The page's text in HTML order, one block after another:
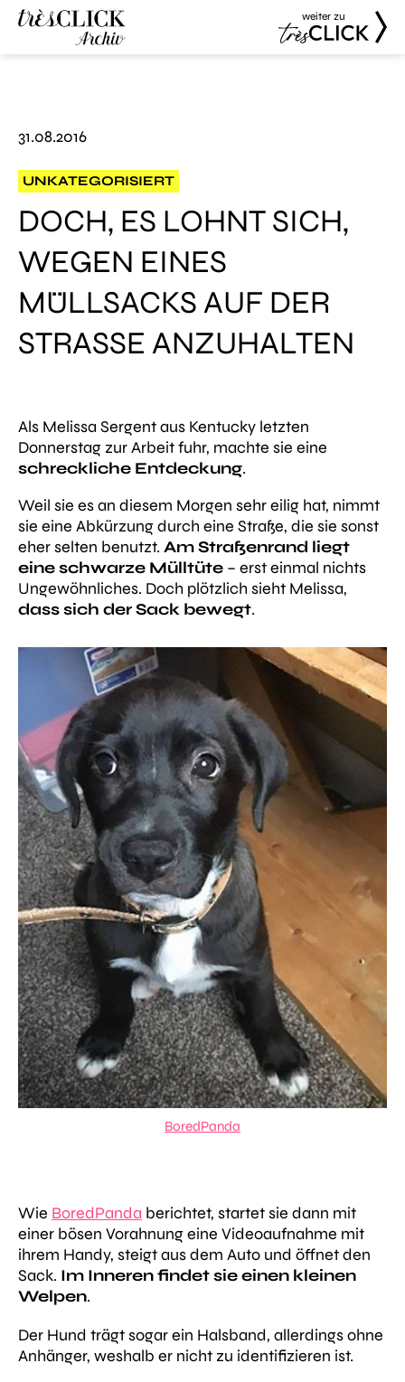
weiter zu
31.08.2016
UNKATEGORISIERT
DOCH, ES LOHNT SICH,
WEGEN EINES
MÜLLSACKS AUF DER
STRASSE ANZUHALTEN
Als Melissa Sergent aus Kentucky letzten
Donnerstag zur Arbeit fuhr, machte sie eine
schreckliche Entdeckung.
Weil sie es an diesem Morgen sehr eilig hat, nimmt
sie eine Abkürzung durch eine Straße, die sie sonst
eher selten benutzt. Am Straßenrand liegt
eine schwarze Mülltüte – erst einmal nichts
Ungewöhnliches. Doch plötzlich sieht Melissa,
dass sich der Sack bewegt.
BoredPanda
Wie BoredPanda berichtet, startet sie dann mit
einer bösen Vorahnung eine Videoaufnahme mit
ihrem Handy, steigt aus dem Auto und öffnet den
Sack. Im Inneren findet sie einen kleinen
Welpen.
Der Hund trägt sogar ein Halsband, allerdings ohne
Anhänger, weshalb er nicht zu identifizieren ist.